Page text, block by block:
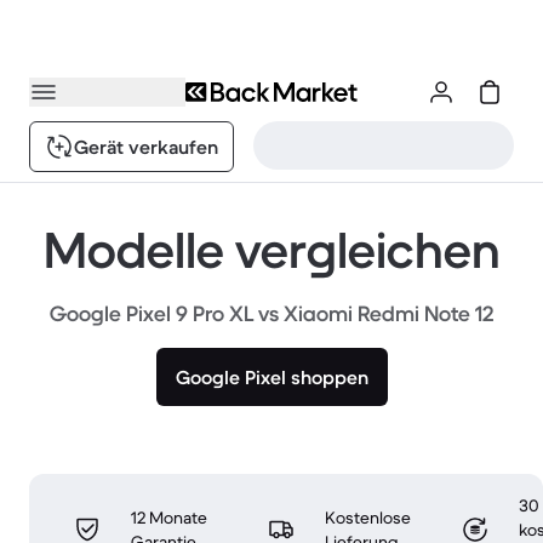
Gerät verkaufen
Modelle vergleichen
Google Pixel 9 Pro XL vs Xiaomi Redmi Note 12
Google Pixel shoppen
12 Monate
Kostenlose
30